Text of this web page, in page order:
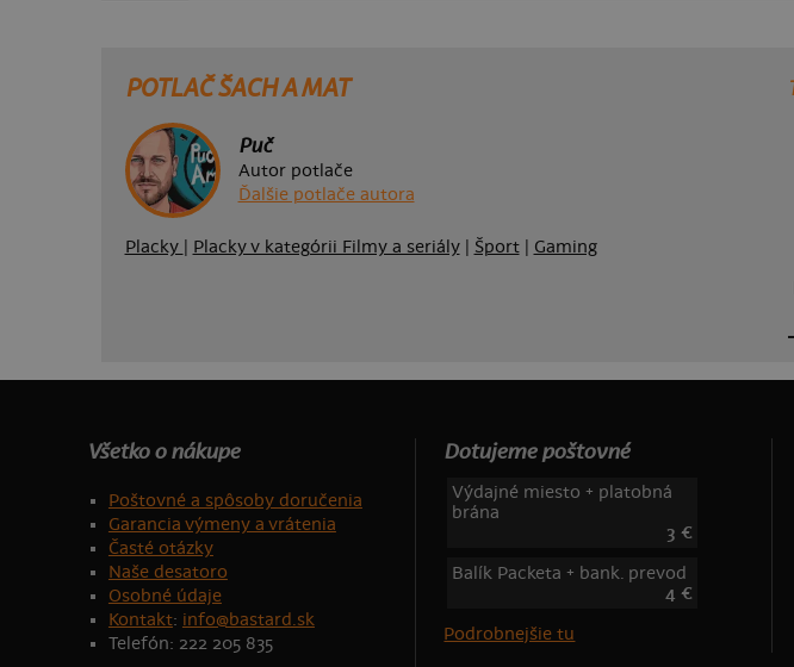
POTLAČ ŠACH A MAT
Puč
Autor potlače
Ďalšie potlače autora
Placky Placky v kategórii Filmy a seriály| Šport| Gaming
Všetko o nákupe
Poštovné a spôsoby doručenia
Garancia výmeny a vrátenia
Časté otázky
Naše desatoro
Osobné údaje
Kontakt: info@bastard.sk
Telefón: 222 205 835
Dotujeme poštovné
Výdajné miesto + platobná
brána
3 €
Balík Packeta + bank. prevod
4 €
Podrobnejšie tu